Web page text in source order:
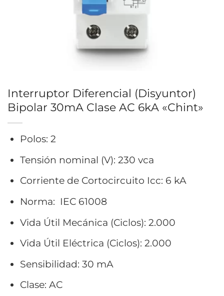
Interruptor Diferencial (Disyuntor)
Bipolar 30mA Clase AC 6kA «Chint»
Polos: 2
Tensión nominal (V): 230 vca
Corriente de Cortocircuito Icc: 6 kA
Norma: IEC 61008
Vida Útil Mecánica (Ciclos): 2.000
Vida Útil Eléctrica (Ciclos): 2.000
Sensibilidad: 30 mA
Clase: AC